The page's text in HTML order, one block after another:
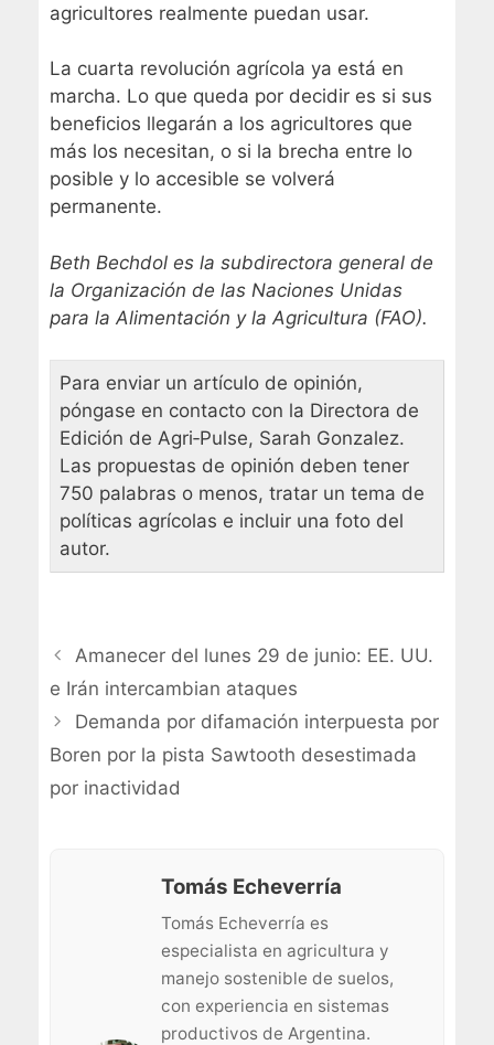
agricultores realmente puedan usar.
La cuarta revolución agrícola ya está en
marcha. Lo que queda por decidir es si sus
beneficios llegarán a los agricultores que
más los necesitan, o si la brecha entre lo
posible y lo accesible se volverá
permanente.
Beth Bechdol es la subdirectora general de
la Organización de las Naciones Unidas
para la Alimentación y la Agricultura (FAO).
Para enviar un artículo de opinión,
póngase en contacto con la Directora de
Edición de Agri‑Pulse, Sarah Gonzalez.
Las propuestas de opinión deben tener
750 palabras o menos, tratar un tema de
políticas agrícolas e incluir una foto del
autor.
Amanecer del lunes 29 de junio: EE. UU.
e Irán intercambian ataques
Demanda por difamación interpuesta por
Boren por la pista Sawtooth desestimada
por inactividad
Tomás Echeverría
Tomás Echeverría es
especialista en agricultura y
manejo sostenible de suelos,
con experiencia en sistemas
productivos de Argentina.